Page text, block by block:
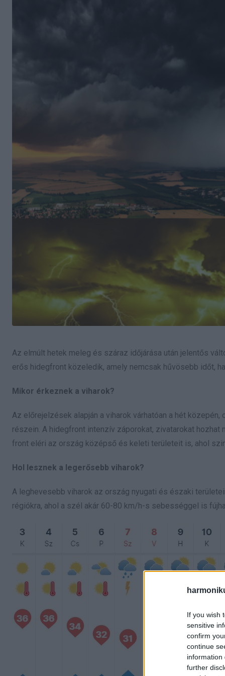
If you wish
sensitive
confirm
continue
information
further
Az elmúlt hetek meleg és száraz időjárása után jelentős
erős hidegfront közeledik, amely nemcsak hűvösebb időt,
Mikor érkeznek a viharok?
Az előrejelzések alapján a viharok várhatóan a hét
részein. A hidegfront intenzív záporokat, zivatarokat
front eléri az ország középső és keleti területeit is, ahol
Hol lesznek a legerősebb viharok?
A leghevesebb viharok az ország nyugati és északi
régiókra, ahol a szél akár 60-80 km/h-s sebességgel is